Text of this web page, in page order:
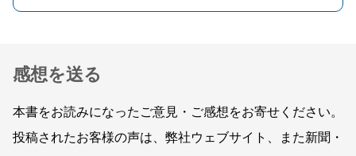
感想を送る
本書をお読みになったご意見・ご感想をお寄せください。
投稿されたお客様の声は、弊社ウェブサイト、また新聞・